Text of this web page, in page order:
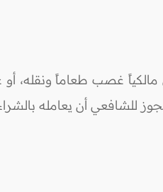
مالكياً غصب طعاماً
أن يعامله بالشراء